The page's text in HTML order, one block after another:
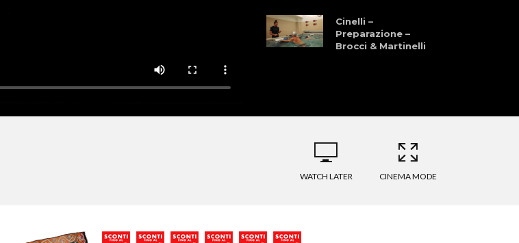
Cinelli –
Preparazione –
Brocci & Martinelli
Marathon: Storia,
Cultura, Sport, e
Natura
WATCH LATER CINEMA MODE